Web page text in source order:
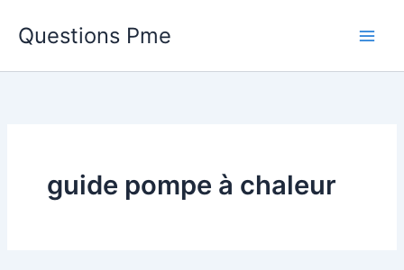
Questions Pme
guide pompe à chaleur